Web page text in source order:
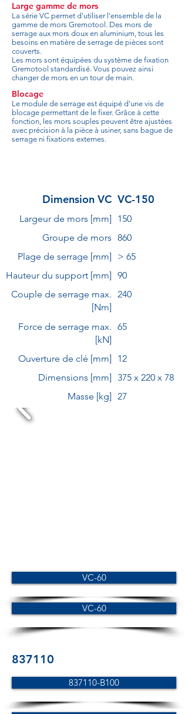
Large gamme de mors
La série VC permet d'utiliser l'ensemble de la
gamme de mors Gremotool. Des mors de
serrage aux mors doux en aluminium, tous les
besoins en matière de serrage de pièces sont
couverts.
Les mors sont équipées du système de fixation
Gremotool standardisé. Vous pouvez ainsi
changer de mors en un tour de main.
Blocage
Le module de serrage est équipé d'une vis de
blocage permettant de le fixer. Grâce à cette
fonction, les mors souples peuvent être ajustées
avec précision à la pièce à usiner, sans bague de
serrage ni fixations externes.
Dimension VC VC-150
Largeur de mors [mm]
150
Groupe de mors 860
Plage de serrage [mm]
> 65
Hauteur du support [mm] 90
Couple de serrage max.
[Nm]
240
Force de serrage max.
[kN]
65
Ouverture de clé [mm]
12
Dimensions [mm] 375 x 220 x 78
Masse [kg] 27
VC-60
VC-60
837110
837110-B100